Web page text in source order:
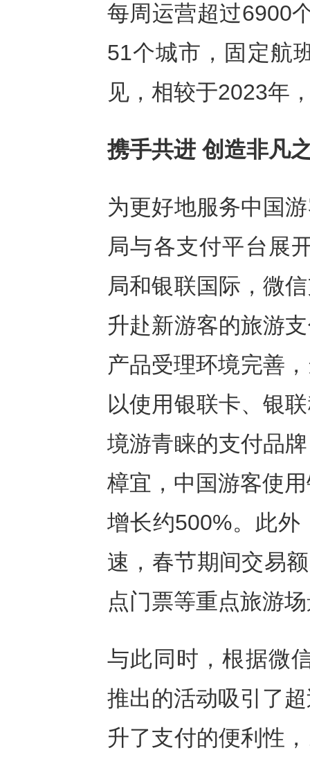
每周运营超过6900
51个城市，固定航
见，相较于2023年
携手共进 创造非凡
为更好地服务中国
局与各支付平台展
局和银联国际，微
升赴新游客的旅游
产品受理环境完善
以使用银联卡、银
境游青睐的支付品
樟宜，中国游客使
增长约500%。此
速，春节期间交易
点门票等重点旅游
与此同时，根据微
推出的活动吸引了
升了支付的便利性